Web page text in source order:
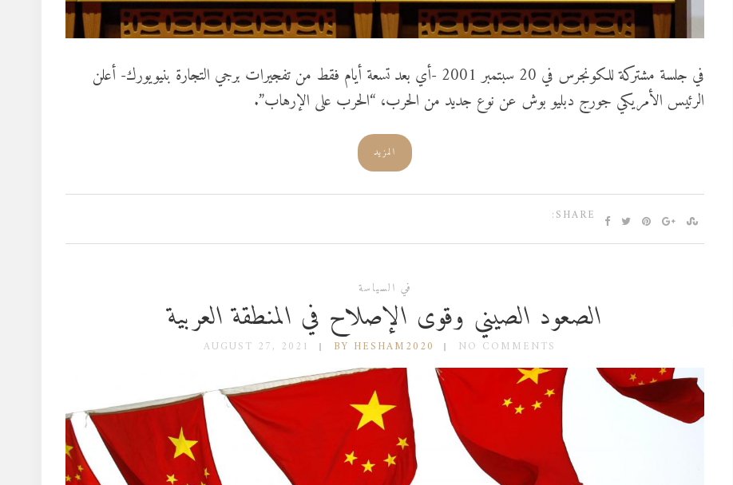
في جلسة مشتركة للكونجرس في 20 سبتمبر 2001 -أي بعد تسعة أيام فقط من تفجيرات برجي التجارة بنيويورك- أعلن
الرئيس الأمريكي جورج دبليو بوش عن نوع جديد من الحرب، “الحرب على الإرهاب”.
المزيد
SHARE:
في السياسة
الصعود الصيني وقوى الإصلاح في المنطقة العربية
AUGUST 27, 2021 BY HESHAM2020 NO COMMENTS